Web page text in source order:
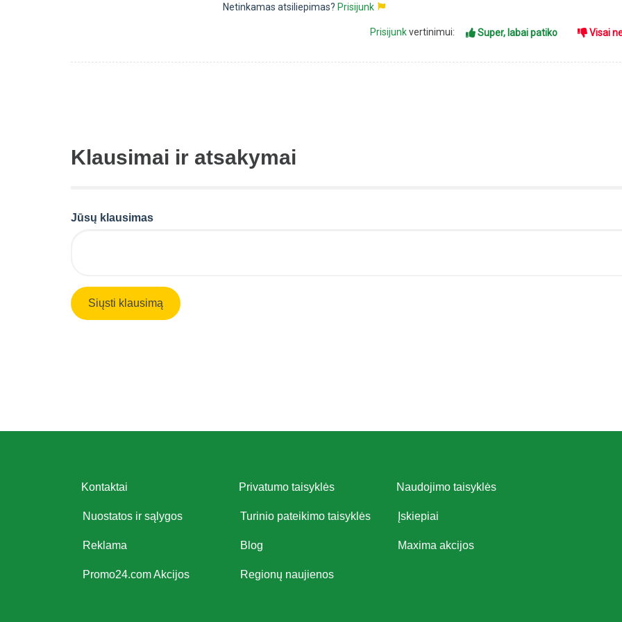
Netinkamas atsiliepimas? Prisijunk
Prisijunkvertinimui: Super, labai patiko Visai
Klausimai ir atsakymai
Jūsų klausimas
Kontaktai Privatumo taisyklės Naudojimo taisyklės
Nuostatos ir sąlygos Turinio pateikimo taisyklės Įskiepiai
Reklama Blog Maxima akcijos
Promo24.com Akcijos Regionų naujienos